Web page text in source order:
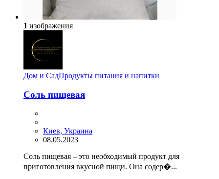
1 изображения
Дом и СадПродукты питания и напитки
Соль пищевая
Киев, Украина
08.05.2023
Соль пищевая – это необходимый продукт для
приготовления вкусной пищи. Она содер�...